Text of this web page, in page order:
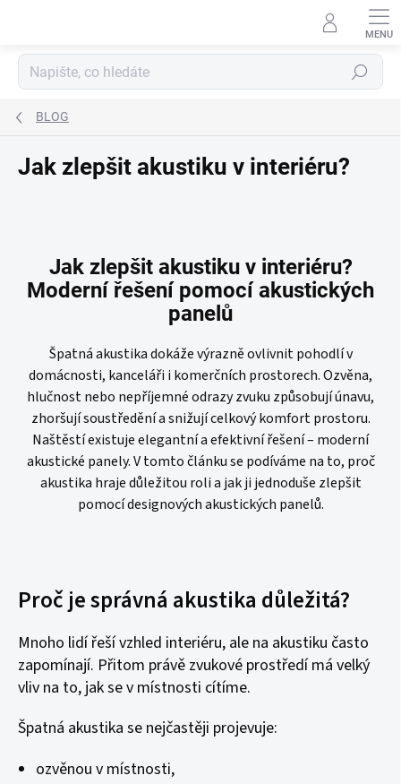
Hledat
BLOG
Jak zlepšit akustiku v interiéru?
Jak zlepšit akustiku v interiéru?
Moderní řešení pomocí akustických
panelů
Špatná akustika dokáže výrazně ovlivnit pohodlí v
domácnosti, kanceláři i komerčních prostorech. Ozvěna,
hlučnost nebo nepříjemné odrazy zvuku způsobují únavu,
zhoršují soustředění a snižují celkový komfort prostoru.
Naštěstí existuje elegantní a efektivní řešení – moderní
akustické panely. V tomto článku se podíváme na to, proč
akustika hraje důležitou roli a jak ji jednoduše zlepšit
pomocí designových akustických panelů.
Proč je správná akustika důležitá?
Mnoho lidí řeší vzhled interiéru, ale na akustiku často
zapomínají. Přitom právě zvukové prostředí má velký
vliv na to, jak se v místnosti cítíme.
Špatná akustika se nejčastěji projevuje:
ozvěnou v místnosti,